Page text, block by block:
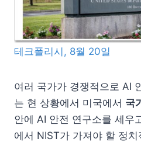
테크폴리시, 8월 20일
여러 국가가 경쟁적으로 AI
는 현 상황에서 미국에서 국
안에 AI 안전 연구소를 세우
에서 NIST가 가져야 할 정